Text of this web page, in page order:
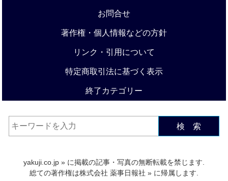
お問合せ
著作権・個人情報などの方針
リンク・引用について
特定商取引法に基づく表示
終了カテゴリー
検 索
yakuji.co.jp » に掲載の記事・写真の無断転載を禁じます.
総ての著作権は株式会社 薬事日報社 » に帰属します.